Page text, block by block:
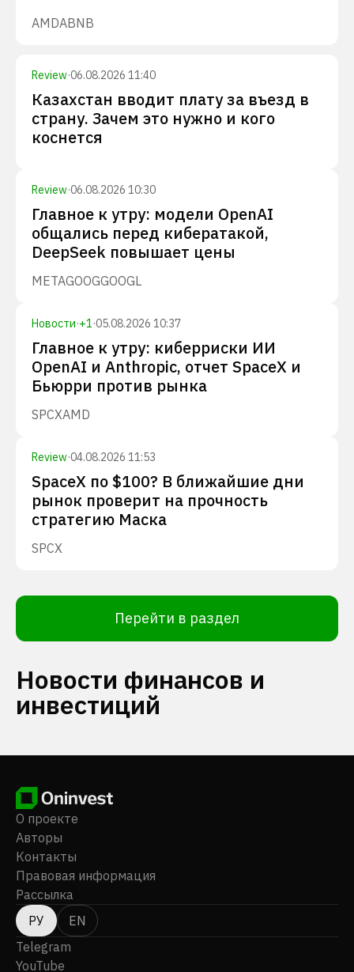
AMDABNB
Review·06.08.2026 11:40
Казахстан вводит плату за въезд в
страну. Зачем это нужно и кого
коснется
Review·06.08.2026 10:30
Главное к утру: модели OpenAI
общались перед кибератакой,
DeepSeek повышает цены
METAGOOGGOOGL
Новости·+1·05.08.2026 10:37
Главное к утру: киберриски ИИ
OpenAI и Anthropic, отчет SpaceX и
Бьюрри против рынка
SPCXAMD
Review·04.08.2026 11:53
SpaceX по $100? В ближайшие дни
рынок проверит на прочность
стратегию Маска
SPCX
Перейти в раздел
Новости финансов и
инвестиций
О проекте
Авторы
Контакты
Правовая информация
Рассылка
РУ
EN
Telegram
YouTube